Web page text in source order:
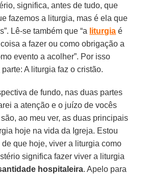
significa, antes de tudo, que
fazemos a liturgia, mas é ela que
Lê-se também que “a liturgia é
a fazer ou como obrigação a
evento a acolher”. Por isso
A liturgia faz o cristão.
de fundo, nas duas partes
a atenção e o juízo de vocês
ao meu ver, as duas principais
hoje na vida da Igreja. Estou
que hoje, viver a liturgia como
significa fazer viver a liturgia
hospitaleira. Apelo para